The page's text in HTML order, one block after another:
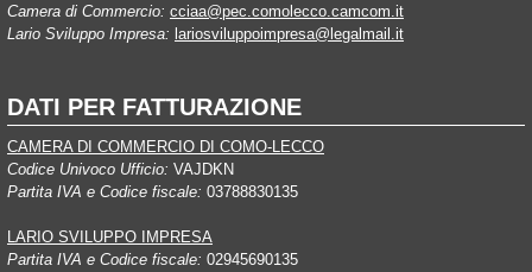
Camera di Commercio: cciaa@pec.comolecco.camcom.it
Lario Sviluppo Impresa: lariosviluppoimpresa@legalmail.it
DATI PER FATTURAZIONE
CAMERA DI COMMERCIO DI COMO-LECCO
Codice Univoco Ufficio: VAJDKN
Partita IVA e Codice fiscale: 03788830135
LARIO SVILUPPO IMPRESA
Partita IVA e Codice fiscale: 02945690135